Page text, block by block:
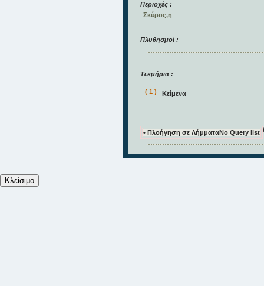
Περιοχές :
Σκύρος,η
Πλυθησμοί :
Τεκμήρια :
( 1 ) Κείμενα
• Πλοήγηση σε ΛήμματαNo Query list